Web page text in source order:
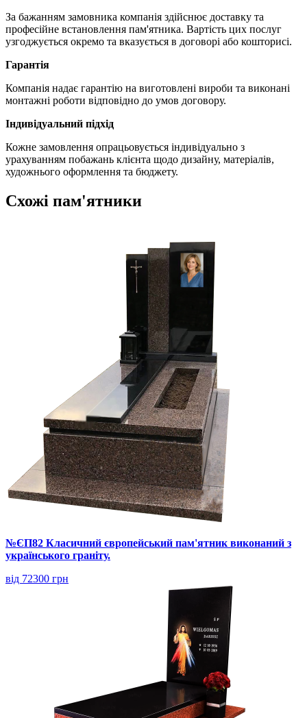
За бажанням замовника компанія здійснює доставку та
професійне встановлення пам'ятника. Вартість цих послуг
узгоджується окремо та вказується в договорі або кошторисі.
Гарантія
Компанія надає гарантію на виготовлені вироби та виконані
монтажні роботи відповідно до умов договору.
Індивідуальний підхід
Кожне замовлення опрацьовується індивідуально з
урахуванням побажань клієнта щодо дизайну, матеріалів,
художнього оформлення та бюджету.
Схожі пам'ятники
№ЄП82 Класичний європейський пам'ятник виконаний з
українського граніту.
від 72300 грн